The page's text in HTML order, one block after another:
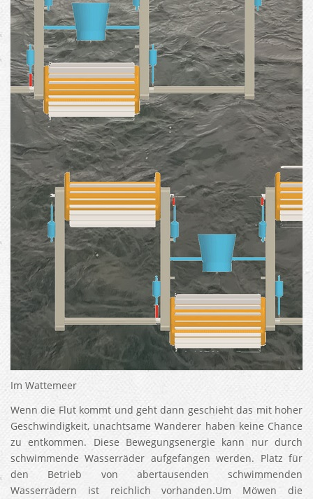
Im Wattemeer
Wenn die Flut kommt und geht dann geschieht das mit hoher
Geschwindigkeit, unachtsame Wanderer haben keine Chance
zu entkommen. Diese Bewegungsenergie kann nur durch
schwimmende Wasserräder aufgefangen werden. Platz für
den Betrieb von abertausenden schwimmenden
Wasserrädern ist reichlich vorhanden.Um Möwen die